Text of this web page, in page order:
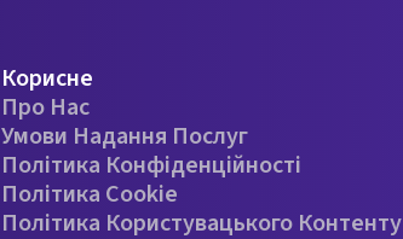
Корисне
Про Нас
Умови Надання Послуг
Політика Конфіденційності
Політика Cookie
Політика Користувацького Контенту